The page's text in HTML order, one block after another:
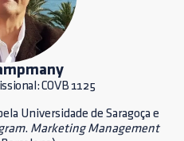
COVB 1125
Universidade de Saragoça e
. Marketing Management